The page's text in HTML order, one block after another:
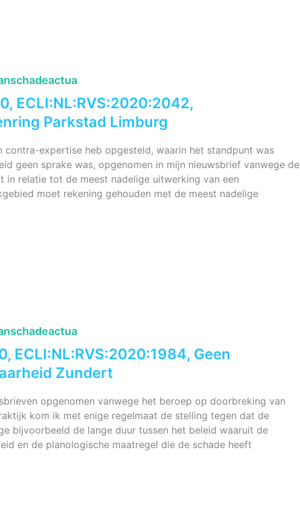
ECLI:NL:RVS:2020:2042,
Parkstad Limburg
contra-expertise heb opgesteld, waarin het standpunt was
geen sprake was, opgenomen in mijn nieuwsbrief vanwege de
relatie tot de meest nadelige uitwerking van een
moet rekening gehouden met de meest nadelige
ECLI:NL:RVS:2020:1984, Geen
Zundert
opgenomen vanwege het beroep op doorbreking van
kom ik met enige regelmaat de stelling tegen dat de
bijvoorbeeld de lange duur tussen het beleid waaruit de
en de planologische maatregel die de schade heeft